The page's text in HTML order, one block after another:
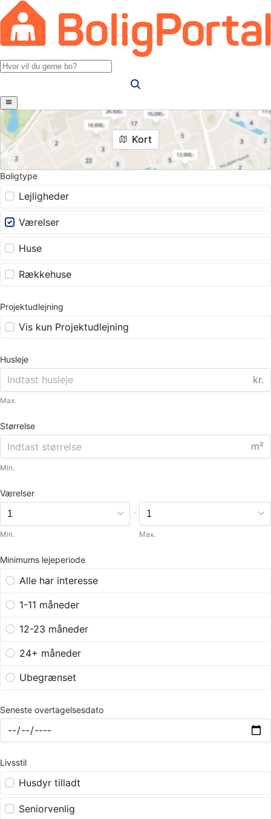
Kort
Boligtype
Lejligheder
Værelser
Huse
Rækkehuse
Projektudlejning
Vis kun Projektudlejning
Husleje
kr.
Max.
Størrelse
m²
Min.
Værelser
Min.
-
Max.
Minimums lejeperiode
Alle har interesse
1-11 måneder
12-23 måneder
24+ måneder
Ubegrænset
Seneste overtagelsesdato
Livsstil
Husdyr tilladt
Seniorvenlig